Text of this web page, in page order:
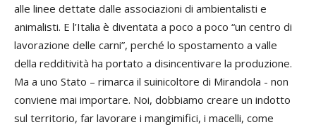
alle linee dettate dalle associazioni di ambientalisti e
animalisti. E l’Italia è diventata a poco a poco “un centro di
lavorazione delle carni”, perché lo spostamento a valle
della redditività ha portato a disincentivare la produzione.
Ma a uno Stato – rimarca il suinicoltore di Mirandola - non
conviene mai importare. Noi, dobbiamo creare un indotto
sul territorio, far lavorare i mangimifici, i macelli, come